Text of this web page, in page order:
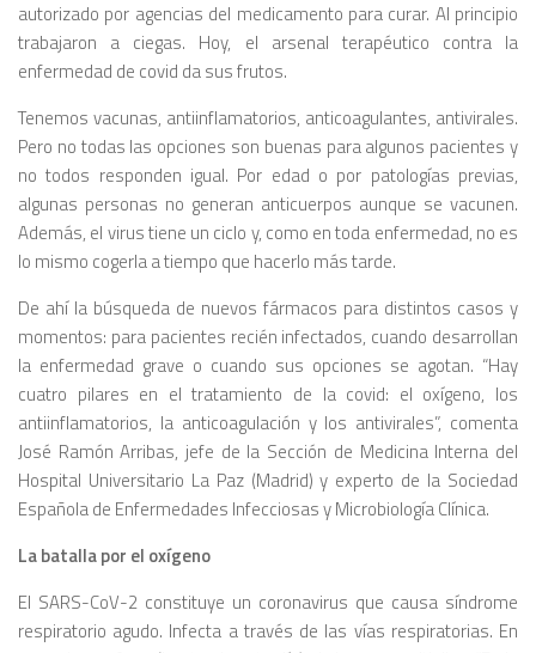
autorizado por agencias del medicamento para curar. Al principio
trabajaron a ciegas. Hoy, el arsenal terapéutico contra la
enfermedad de covid da sus frutos.
Tenemos vacunas, antiinflamatorios, anticoagulantes, antivirales.
Pero no todas las opciones son buenas para algunos pacientes y
no todos responden igual. Por edad o por patologías previas,
algunas personas no generan anticuerpos aunque se vacunen.
Además, el virus tiene un ciclo y, como en toda enfermedad, no es
lo mismo cogerla a tiempo que hacerlo más tarde.
De ahí la búsqueda de nuevos fármacos para distintos casos y
momentos: para pacientes recién infectados, cuando desarrollan
la enfermedad grave o cuando sus opciones se agotan. “Hay
cuatro pilares en el tratamiento de la covid: el oxígeno, los
antiinflamatorios, la anticoagulación y los antivirales”, comenta
José Ramón Arribas, jefe de la Sección de Medicina Interna del
Hospital Universitario La Paz (Madrid) y experto de la Sociedad
Española de Enfermedades Infecciosas y Microbiología Clínica.
La batalla por el oxígeno
El SARS-CoV-2 constituye un coronavirus que causa síndrome
respiratorio agudo. Infecta a través de las vías respiratorias. En